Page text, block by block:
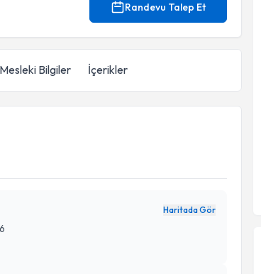
Randevu Talep Et
Mesleki Bilgiler İçerikler
Haritada Gör